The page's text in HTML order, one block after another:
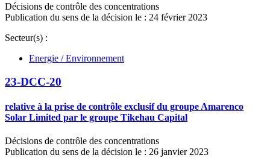
Décisions de contrôle des concentrations
Publication du sens de la décision le : 24 février 2023
Secteur(s) :
Energie / Environnement
23-DCC-20
relative à la prise de contrôle exclusif du groupe Amarenco
Solar Limited par le groupe Tikehau Capital
Décisions de contrôle des concentrations
Publication du sens de la décision le : 26 janvier 2023